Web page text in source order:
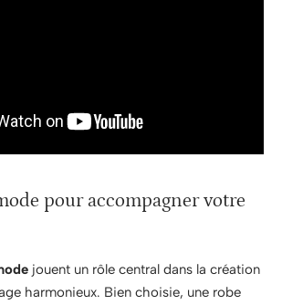
pour accompagner votre
jouent un rôle central dans la création
harmonieux. Bien choisie, une robe